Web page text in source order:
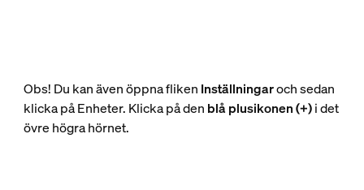
Obs! Du kan även öppna fliken Inställningaroch sedan
klicka på Enheter. Klicka på den blå plusikonen (+)i det
övre högra hörnet.